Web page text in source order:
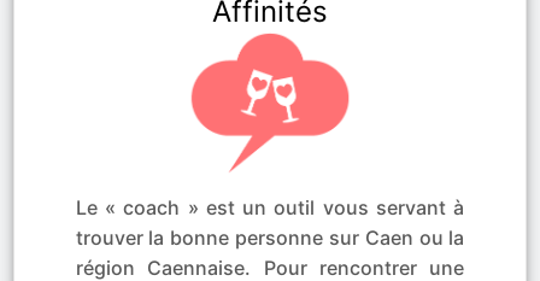
Affinités
Le « coach » est un outil vous servant à
trouver la bonne personne sur Caen ou la
région Caennaise. Pour rencontrer une